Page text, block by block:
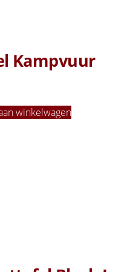
Kampvuur
winkelwagen